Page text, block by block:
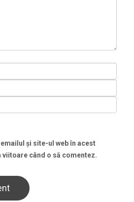
și site-ul web în acest
când o să comentez.